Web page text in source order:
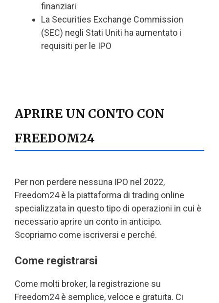
finanziari
La Securities Exchange Commission
(SEC) negli Stati Uniti ha aumentato i
requisiti per le IPO
APRIRE UN CONTO CON
FREEDOM24
Per non perdere nessuna IPO nel 2022,
Freedom24 è la piattaforma di trading online
specializzata in questo tipo di operazioni in cui è
necessario aprire un conto in anticipo.
Scopriamo come iscriversi e perché.
Come registrarsi
Come molti broker, la registrazione su
Freedom24 è semplice, veloce e gratuita. Ci